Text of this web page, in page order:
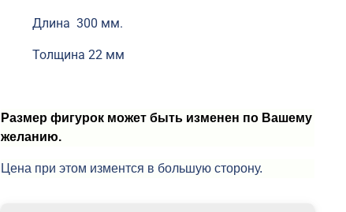
Длина 300 мм.
Толщина 22 мм
Размер фигурок может быть изменен по Вашему
желанию.
Цена при этом изментся в большую сторону.